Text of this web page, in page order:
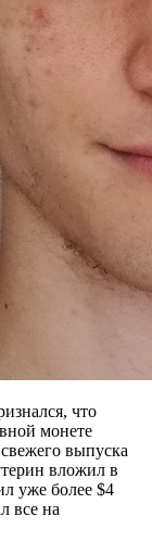
что
монете
выпуска
вложил в
уже более $4
все на